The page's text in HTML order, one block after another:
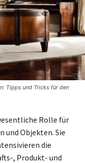
Tipps und Tricks für den
Rolle für
und Objekten. Sie
die
, Produkt- und